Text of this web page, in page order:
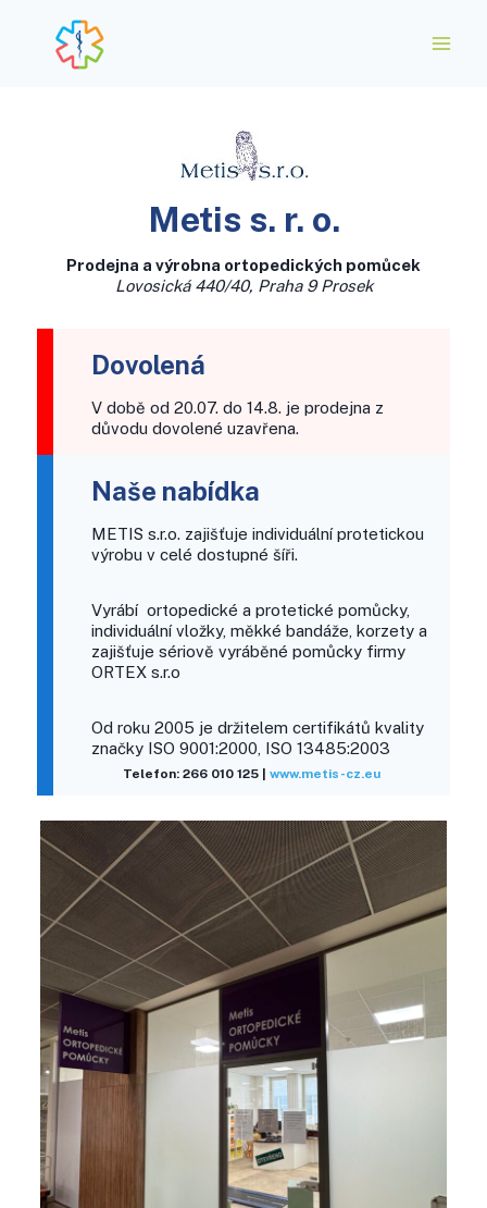
Metis s. r. o.
Prodejna a výrobna ortopedických pomůcek
Lovosická 440/40, Praha 9 Prosek
Dovolená
V době od 20.07. do 14.8. je prodejna z
důvodu dovolené uzavřena.
Naše nabídka
METIS s.r.o. zajišťuje individuální protetickou
výrobu v celé dostupné šíři.
Vyrábí ortopedické a protetické pomůcky,
individuální vložky, měkké bandáže, korzety a
zajišťuje sériově vyráběné pomůcky firmy
ORTEX s.r.o
Od roku 2005 je držitelem certifikátů kvality
značky ISO 9001:2000, ISO 13485:2003
Telefon: 266 010 125 | www.metis-cz.eu